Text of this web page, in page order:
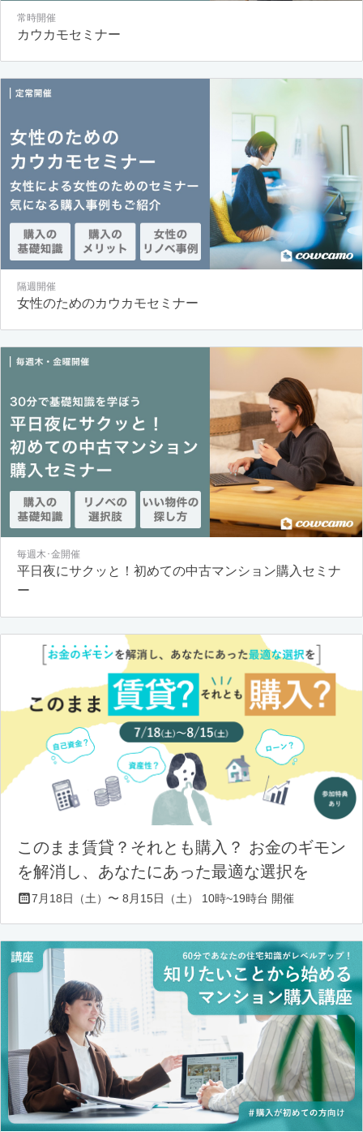
常時開催
カウカモセミナー
隔週開催
女性のためのカウカモセミナー
毎週木･金開催
平日夜にサクッと！初めての中古マンション購入セミナ
ー
このまま賃貸？それとも購入？ お金のギモン
を解消し、あなたにあった最適な選択を
7月18日（土）〜 8月15日（土） 10時~19時台 開催